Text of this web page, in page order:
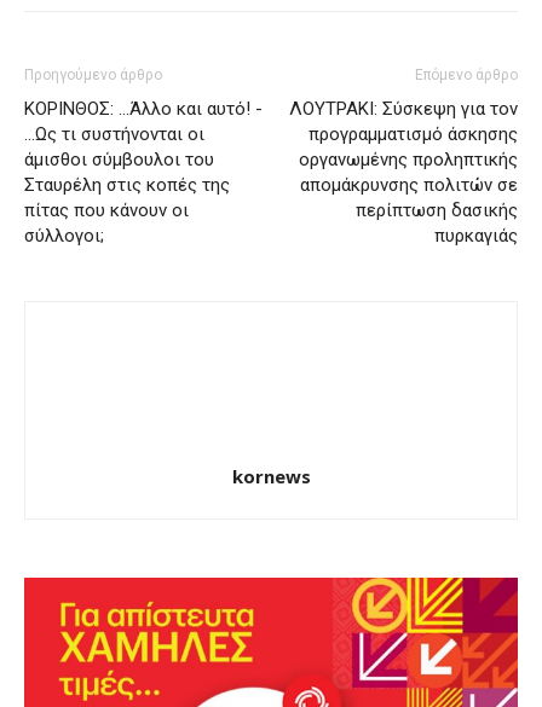
Προηγούμενο άρθρο
ΚΟΡΙΝΘΟΣ: …Άλλο και αυτό! -
…Ως τι συστήνονται οι
άμισθοι σύμβουλοι του
Σταυρέλη στις κοπές της
πίτας που κάνουν οι
σύλλογοι;
Επόμενο άρθρο
ΛΟΥΤΡΑΚΙ: Σύσκεψη για τον
προγραμματισμό άσκησης
οργανωμένης προληπτικής
απομάκρυνσης πολιτών σε
περίπτωση δασικής
πυρκαγιάς
kornews